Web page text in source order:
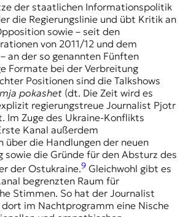
der staatlichen Informationspolitik
die Regierungslinie und übt Kritik an
sowie – seit den
von 2011/12 und dem
an der so genannten Fünften
Formate bei der Verbreitung
Positionen sind die Talkshows
pokashet(dt. Die Zeit wird es
regierungstreue Journalist Pjotr
Im Zuge des Ukraine-Konflikts
Kanal außerdem
über die Handlungen der neuen
sowie die Gründe für den Absturz des
der Ostukraine.9Gleichwohl gibt es
begrenzten Raum für
Stimmen. So hat der Journalist
im Nachtprogramm eine Nische